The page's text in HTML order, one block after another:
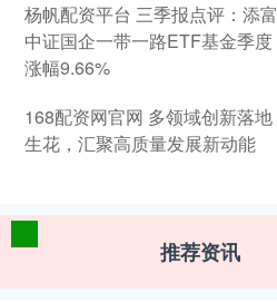
杨帆配资平台 三季报点评：添富
中证国企一带一路ETF基金季度
涨幅9.66%
168配资网官网 多领域创新落地
生花，汇聚高质量发展新动能
推荐资讯